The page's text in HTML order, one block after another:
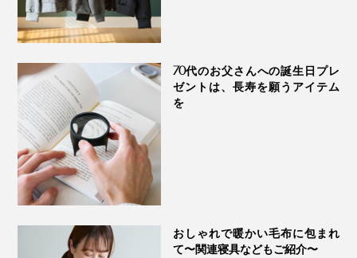
70代のお父さんへの誕生日プレ
ゼントは、長寿を願うアイテム
を
おしゃれで暖かい毛布に包まれ
て〜関連寝具などもご紹介〜